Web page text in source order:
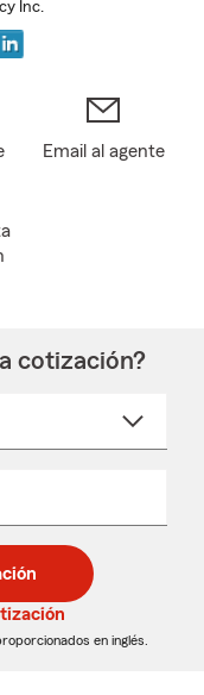
Inc.
Email al agente
cotización?
en inglés.